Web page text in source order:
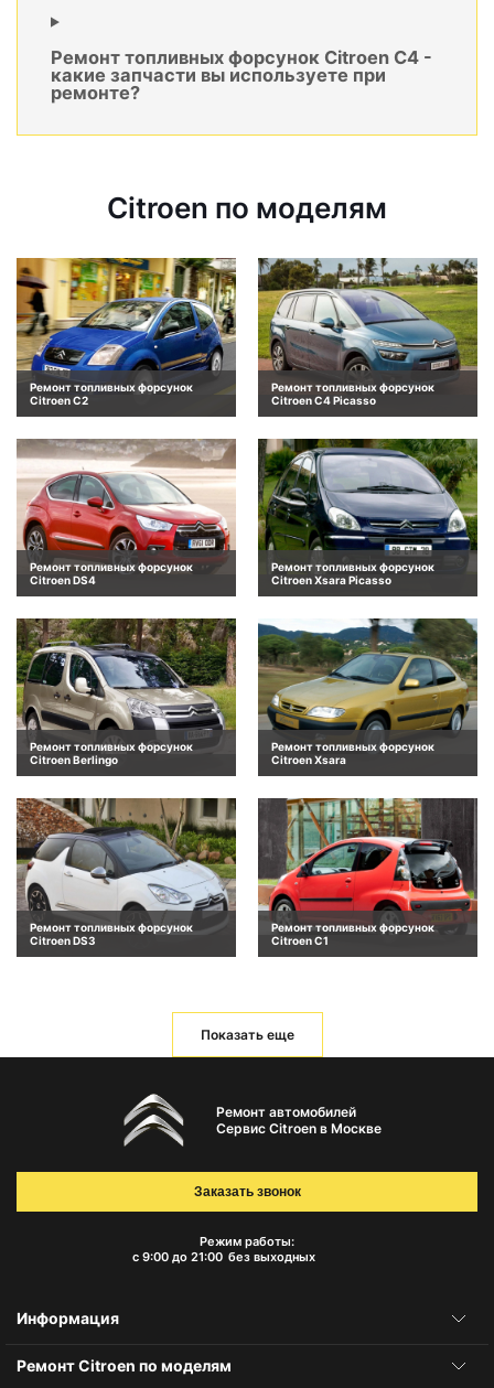
Ремонт топливных форсунок Citroen C4 -
какие запчасти вы используете при
ремонте?
Citroen по моделям
Ремонт топливных форсунок
Citroen C2
Ремонт топливных форсунок
Citroen C4 Picasso
Ремонт топливных форсунок
Citroen DS4
Ремонт топливных форсунок
Citroen Xsara Picasso
Ремонт топливных форсунок
Citroen Berlingo
Ремонт топливных форсунок
Citroen Xsara
Ремонт топливных форсунок
Citroen DS3
Ремонт топливных форсунок
Citroen C1
Показать еще
Ремонт автомобилей
Сервис Citroen в Москве
Режим работы:
с 9:00 до 21:00 без выходных
Заказать звонок
Информация
Ремонт Citroen по моделям